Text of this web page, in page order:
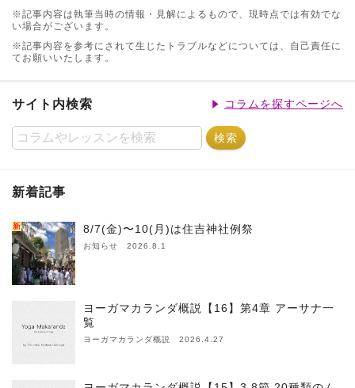
※記事内容は執筆当時の情報・見解によるもので、現時点では有効でな
い場合がございます。
※記事内容を参考にされて生じたトラブルなどについては、自己責任に
てお願いいたします。
サイト内検索 コラムを探すページへ
新着記事
新 8/7(金)〜10(月)は住吉神社例祭
お知らせ 2026.8.1
ヨーガマカランダ概説【16】第4章 アーサナ一
覧
ヨーガマカランダ概説 2026.4.27